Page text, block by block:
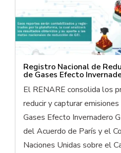
Registro Nacional de
de Gases Efecto
El RENARE consolida los
reducir y capturar
Gases Efecto Invernadero
del Acuerdo de París y el
Naciones Unidas sobre el